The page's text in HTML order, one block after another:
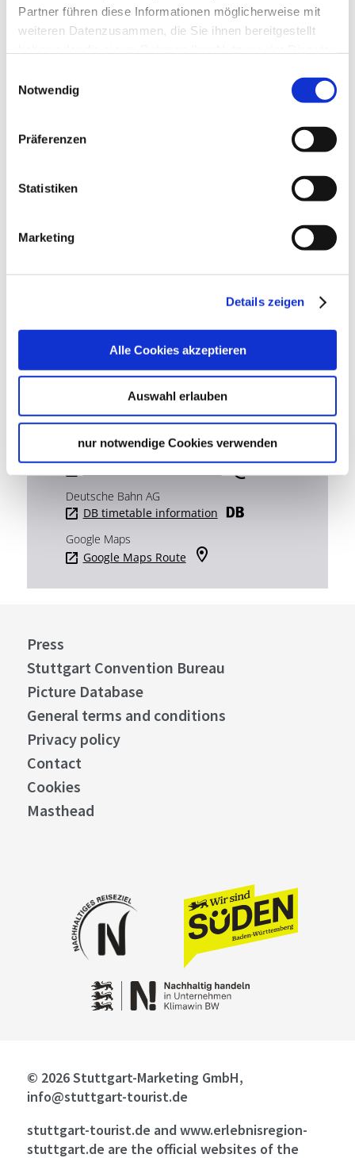
Partner führen diese Informationen möglicherweise mit
weiteren Datenzusammen, die Sie ihnen bereitgestellt
Impressum
Notwendig
Präferenzen
Statistiken
Marketing
Details zeigen
Alle Cookies akzeptieren
Auswahl erlauben
nur notwendige Cookies verwenden
Thursday
10:00 a.m. - 06:00 p.m.
Friday
10:00 a.m. - 06:00 p.m.
Saturday
Location & Contact
Vinothek Weingut Stuttgart
Breite Str. 4
Verkehrs- und Tarifverbund Stuttgart GmbH
Deutsche Bahn AG
DB timetable information
Google Maps
Google Maps Route
Press
Stuttgart Convention Bureau
Picture Database
General terms and conditions
Privacy policy
Contact
Cookies
Masthead
© 2026 Stuttgart-Marketing GmbH,
info@stuttgart-tourist.de
stuttgart-tourist.de and www.erlebnisregion-
stuttgart.de are the official websites of the